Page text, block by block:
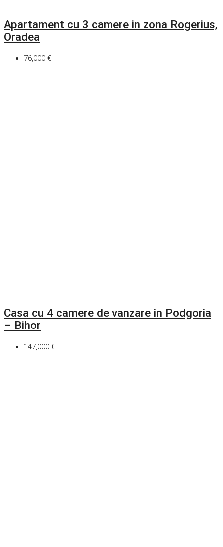
Apartament cu 3 camere in zona Rogerius,
Oradea
76,000 €
Casa cu 4 camere de vanzare in Podgoria
– Bihor
147,000 €